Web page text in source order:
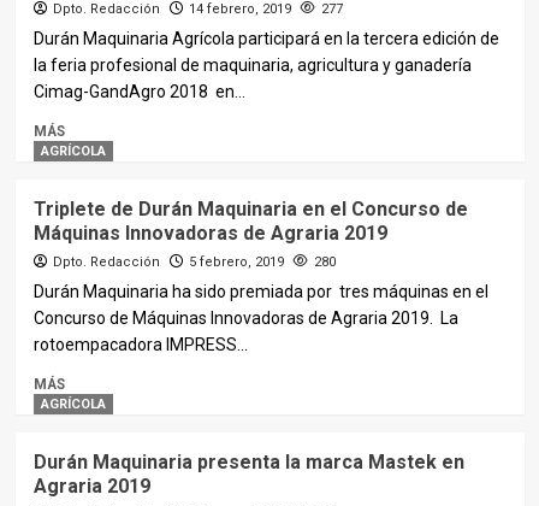
Dpto. Redacción 14 febrero, 2019 277
Durán Maquinaria Agrícola participará en la tercera edición de
la feria profesional de maquinaria, agricultura y ganadería
Cimag-GandAgro 2018 en...
MÁS
AGRÍCOLA
Triplete de Durán Maquinaria en el Concurso de
Máquinas Innovadoras de Agraria 2019
Dpto. Redacción 5 febrero, 2019 280
Durán Maquinaria ha sido premiada por tres máquinas en el
Concurso de Máquinas Innovadoras de Agraria 2019. La
rotoempacadora IMPRESS...
MÁS
AGRÍCOLA
Durán Maquinaria presenta la marca Mastek en
Agraria 2019